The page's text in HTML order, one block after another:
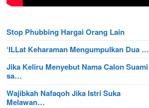
Stop Phubbing Hargai Orang Lain
‘ILLat Keharaman Mengumpulkan Dua …
Jika Keliru Menyebut Nama Calon Suami
sa…
Wajibkah Nafaqoh Jika Istri Suka
Melawan…